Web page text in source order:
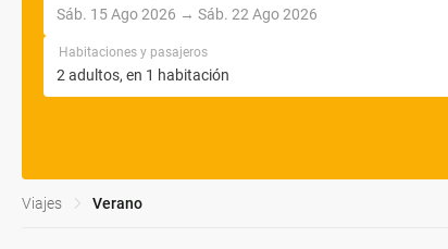
Habitaciones y pasajeros
Viajes Verano